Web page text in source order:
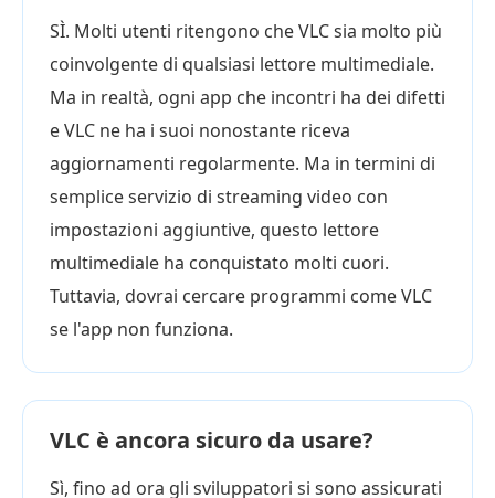
SÌ. Molti utenti ritengono che VLC sia molto più
coinvolgente di qualsiasi lettore multimediale.
Ma in realtà, ogni app che incontri ha dei difetti
e VLC ne ha i suoi nonostante riceva
aggiornamenti regolarmente. Ma in termini di
semplice servizio di streaming video con
impostazioni aggiuntive, questo lettore
multimediale ha conquistato molti cuori.
Tuttavia, dovrai cercare programmi come VLC
se l'app non funziona.
VLC è ancora sicuro da usare?
Sì, fino ad ora gli sviluppatori si sono assicurati